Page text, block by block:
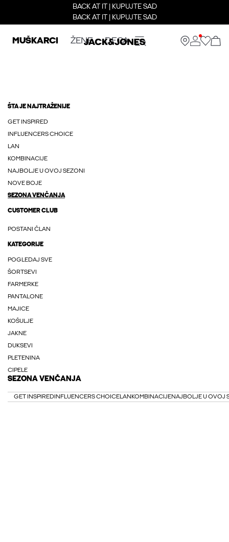
BACK AT IT | KUPUJTE SAD
BACK AT IT | KUPUJTE SAD
MUŠKARCI ŽENE DECA
ŠTA JE NAJTRAŽENIJE
GET INSPIRED
INFLUENCERS CHOICE
LAN
KOMBINACIJE
NAJBOLJE U OVOJ SEZONI
NOVE BOJE
SEZONA VENČANJA
CUSTOMER CLUB
POSTANI ČLAN
KATEGORIJE
POGLEDAJ SVE
ŠORTSEVI
FARMERKE
PANTALONE
MAJICE
KOŠULJE
JAKNE
DUKSEVI
PLETENINA
CIPELE
SEZONA VENČANJA
GET INSPIRED INFLUENCERS CHOICELAN KOMBINACIJENAJBOLJE U OVOJ